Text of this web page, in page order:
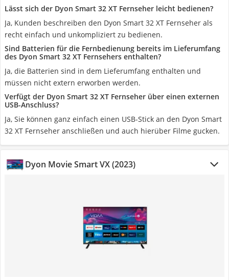
Lässt sich der Dyon Smart 32 XT Fernseher leicht bedienen?
Ja, Kunden beschreiben den Dyon Smart 32 XT Fernseher als
recht einfach und unkompliziert zu bedienen.
Sind Batterien für die Fernbedienung bereits im Lieferumfang
des Dyon Smart 32 XT Fernsehers enthalten?
Ja, die Batterien sind in dem Lieferumfang enthalten und
müssen nicht extern erworben werden.
Verfügt der Dyon Smart 32 XT Fernseher über einen externen
USB-Anschluss?
Ja, Sie können ganz einfach einen USB-Stick an den Dyon Smart
32 XT Fernseher anschließen und auch hierüber Filme gucken.
Dyon Movie Smart VX (2023)